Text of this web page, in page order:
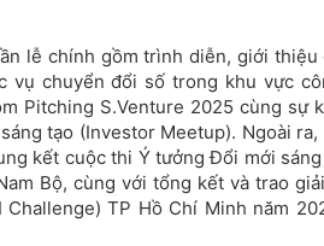
lễ chính gồm trình diễn, giới thiệu
vụ chuyển đổi số trong khu vực
Pitching S.Venture 2025 cùng sự
tạo (Investor Meetup). Ngoài ra,
kết cuộc thi Ý tưởng Đổi mới
Bộ, cùng với tổng kết và trao
TP Hồ Chí Minh năm